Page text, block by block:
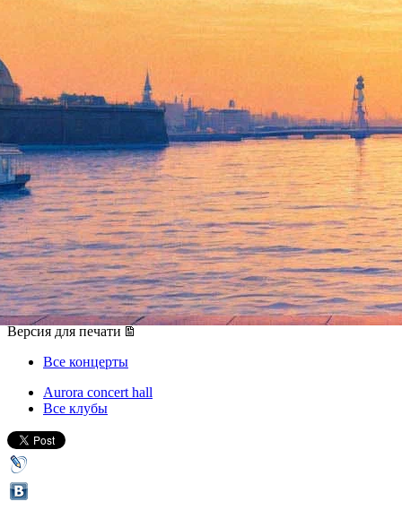
Федор Чистяков и
«Аккордеон рок Оркестрион»
сыграют рок-хиты по-своему
09 октября 2015, пятница,20.00
Версия для печати
Все концерты
Aurora concert hall
Все клубы